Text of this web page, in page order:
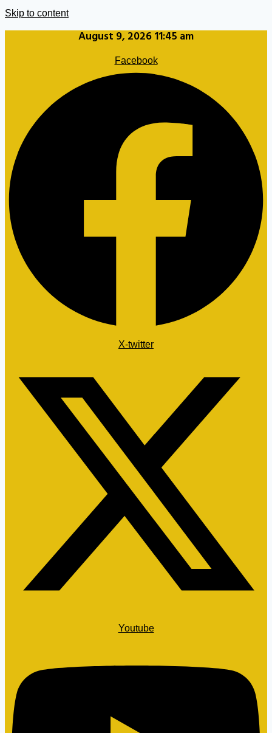
Skip to content
August 9, 2026 11:45 am
Facebook
X-twitter
Youtube